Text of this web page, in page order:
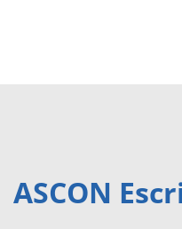
ASCON